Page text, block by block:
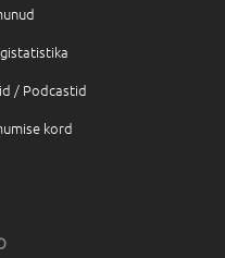
/ Podcastid
kord